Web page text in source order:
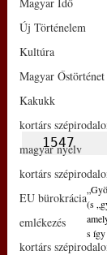
Új Történelem
Kultúra
Magyar Őstörténet
Kakukk
kortárs
magyar nyelv
kortárs
EU bürokrácia
emlékezés
kortárs
1547
(s
s